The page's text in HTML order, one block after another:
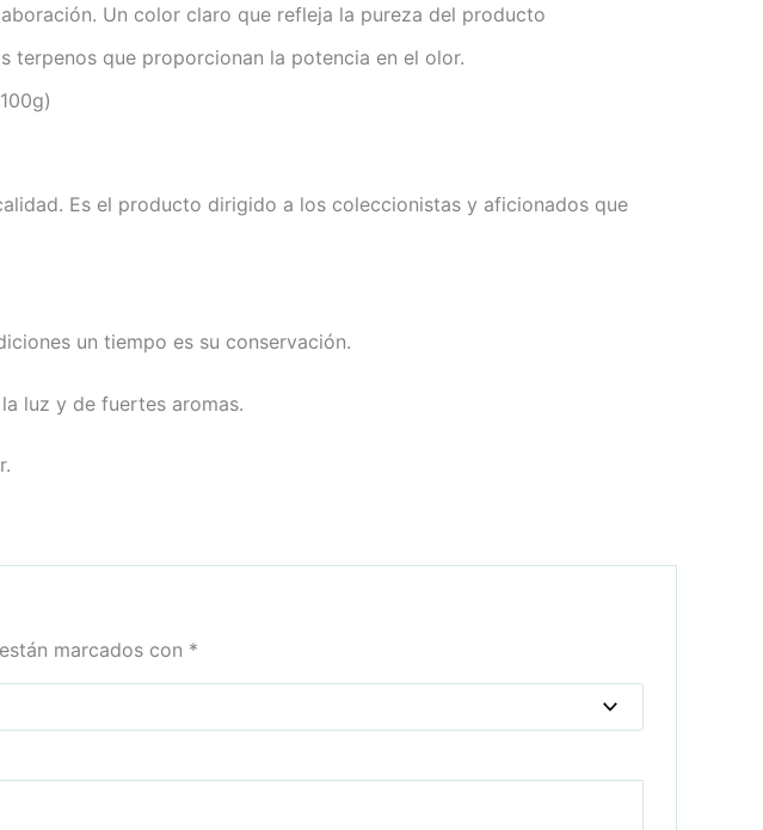
Un color claro que refleja la pureza del producto
terpenos que proporcionan la potencia en el olor.
Es el producto dirigido a los coleccionistas y aficionados que
un tiempo es su conservación.
luz y de fuertes aromas.
marcados con *